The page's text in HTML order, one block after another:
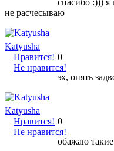
не расчесываю
Katyusha
Нравится!
Не нравится!
0
эх, опять
Katyusha
Нравится!
Не нравится!
0
обажаю